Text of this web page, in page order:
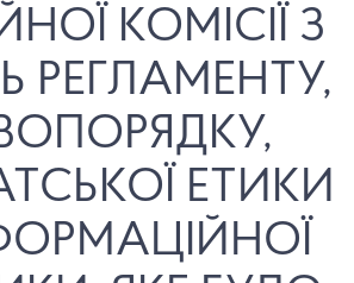
КОМІСІЇ З
РЕГЛАМЕНТУ,
ЕТИКИ